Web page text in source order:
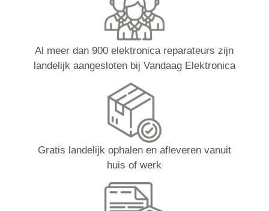
Al meer dan 900 elektronica reparateurs zijn
landelijk aangesloten bij Vandaag Elektronica
Gratis landelijk ophalen en afleveren vanuit
huis of werk